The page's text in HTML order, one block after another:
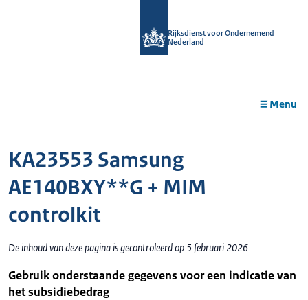
Rijksdienst voor Ondernemend
Nederland
Menu
KA23553 Samsung
AE140BXY**G + MIM
controlkit
De inhoud van deze pagina is gecontroleerd op 5 februari 2026
Gebruik onderstaande gegevens voor een indicatie van
het subsidiebedrag